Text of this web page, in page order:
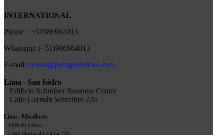
INTERNATIONAL
Phone : +51986964013
Whatsapp: (+51)986964013
E-mail: ventas@perugoldenbus.com
Lima - San Isidro
Edificio Schreiber Business Center
Calle Germán Schreiber 276
Lima - Miraflores
Edificio Labok